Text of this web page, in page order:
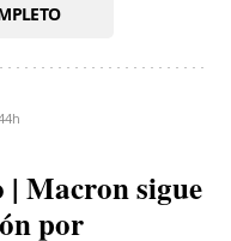
Macron sigue
por